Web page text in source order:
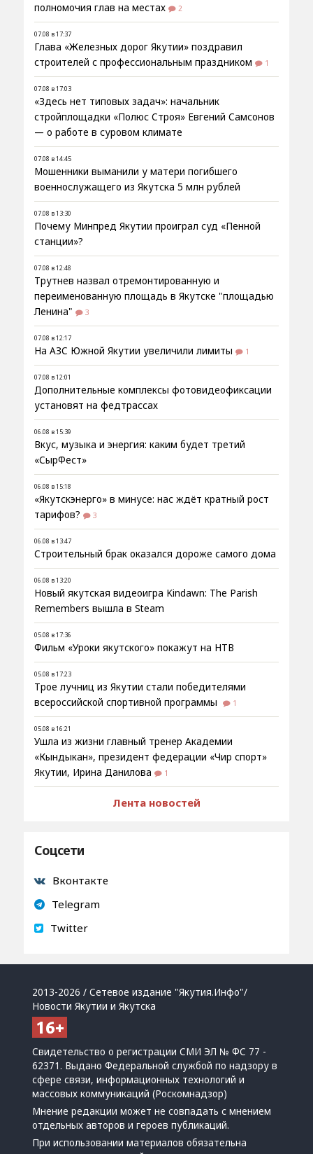
полномочия глав на местах
2
07.08 в 17:37
Глава «Железных дорог Якутии» поздравил
строителей с профессиональным праздником
1
07.08 в 17:03
«Здесь нет типовых задач»: начальник
стройплощадки «Полюс Строя» Евгений Самсонов
— о работе в суровом климате
07.08 в 14:45
Мошенники выманили у матери погибшего
военнослужащего из Якутска 5 млн рублей
07.08 в 13:30
Почему Минпред Якутии проиграл суд «Пенной
станции»?
07.08 в 12:48
Трутнев назвал отремонтированную и
переименованную площадь в Якутске "площадью
Ленина"
3
07.08 в 12:17
На АЗС Южной Якутии увеличили лимиты 1
07.08 в 12:01
Дополнительные комплексы фотовидеофиксации
установят на федтрассах
06.08 в 15:39
Вкус, музыка и энергия: каким будет третий
«СырФест»
06.08 в 15:18
«Якутскэнерго» в минусе: нас ждёт кратный рост
тарифов?
3
06.08 в 13:47
Строительный брак оказался дороже самого дома
06.08 в 13:20
Новый якутская видеоигра Kindawn: The Parish
Remembers вышла в Steam
05.08 в 17:36
Фильм «Уроки якутского» покажут на НТВ
05.08 в 17:23
Трое лучниц из Якутии стали победителями
всероссийской спортивной программы
1
05.08 в 16:21
Ушла из жизни главный тренер Академии
«Кындыкан», президент федерации «Чир спорт»
Якутии, Ирина Данилова
1
Лента новостей
Соцсети
Вконтакте
Telegram
Twitter
2013-2026 / Сетевое издание "Якутия.Инфо"/
Новости Якутии и Якутска
Свидетельство о регистрации СМИ ЭЛ № ФС 77 -
62371. Выдано Федеральной службой по надзору в
сфере связи, информационных технологий и
массовых коммуникаций (Роскомнадзор)
Мнение редакции может не совпадать с мнением
отдельных авторов и героев публикаций.
При использовании материалов обязательна